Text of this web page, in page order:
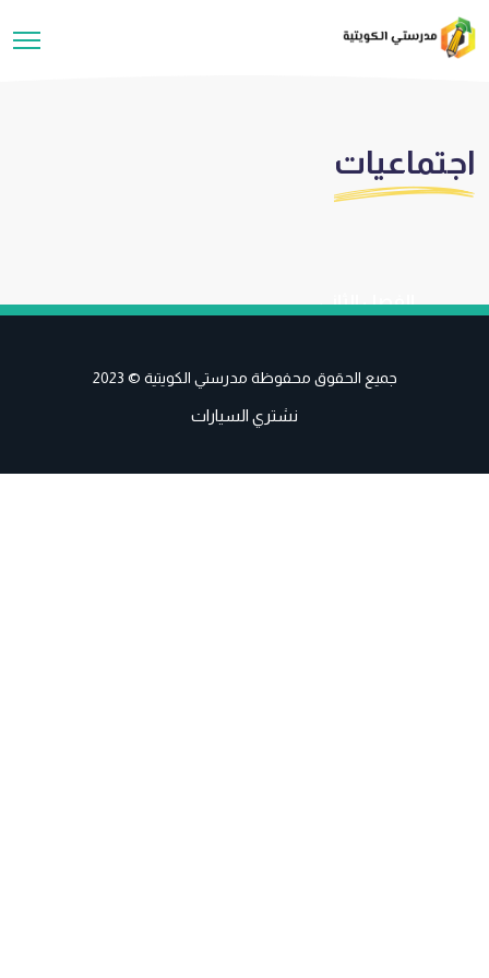
اجتماعيات
الفصل الثاني
جميع الحقوق محفوظة مدرستي الكويتية © 2023
نشتري السيارات